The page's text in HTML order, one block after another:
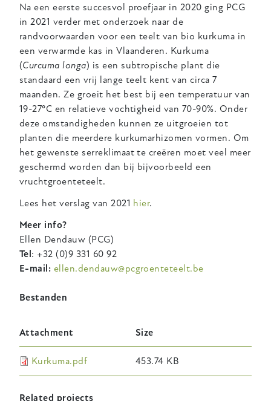
Na een eerste succesvol proefjaar in 2020 ging PCG
in 2021 verder met onderzoek naar de
randvoorwaarden voor een teelt van bio kurkuma in
een verwarmde kas in Vlaanderen. Kurkuma
(Curcuma longa) is een subtropische plant die
standaard een vrij lange teelt kent van circa 7
maanden. Ze groeit het best bij een temperatuur van
19-27°C en relatieve vochtigheid van 70-90%. Onder
deze omstandigheden kunnen ze uitgroeien tot
planten die meerdere kurkumarhizomen vormen. Om
het gewenste serreklimaat te creëren moet veel meer
geschermd worden dan bij bijvoorbeeld een
vruchtgroenteteelt.
Lees het verslag van 2021 hier.
Meer info?
Ellen Dendauw (PCG)
Tel: +32 (0)9 331 60 92
E-mail: ellen.dendauw@pcgroenteteelt.be
Bestanden
Attachment Size
Kurkuma.pdf 453.74 KB
Related projects